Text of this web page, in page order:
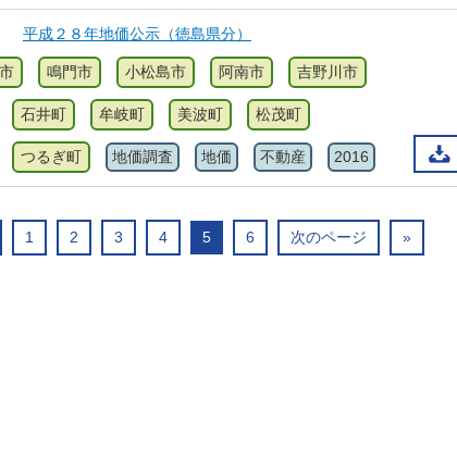
平成２８年地価公示（徳島県分）
鳴門市 小松島市 阿南市 吉野川市
石井町 牟岐町 美波町 松茂町
つるぎ町 地価調査 地価 不動産 2016
1 2 3 4 5 6 次のページ »